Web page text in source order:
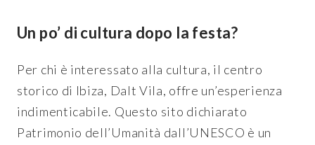
Un po’ di cultura dopo la festa?
Per chi è interessato alla cultura, il centro
storico di Ibiza, Dalt Vila, offre un’esperienza
indimenticabile. Questo sito dichiarato
Patrimonio dell’Umanità dall’UNESCO è un